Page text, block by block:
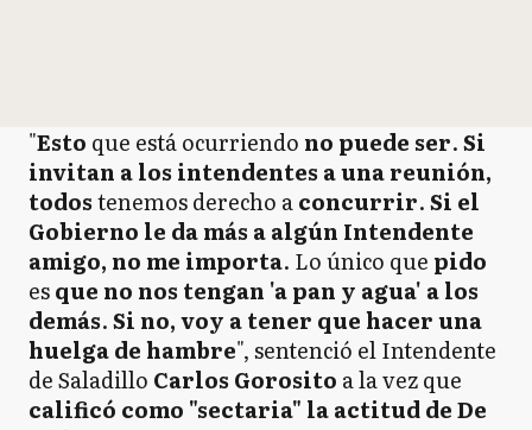
"Esto que está ocurriendo no puede ser.Si
invitan a los intendentes a una reunión,
todostenemos derecho aconcurrir.Si el
Gobierno le da más a algún Intendente
amigo, no me importa. Lo único que pido
esque no nos tengan 'a pan y agua' a los
demás.Si no, voy a tener que hacer una
huelga de hambre", sentenció el Intendente
de Saladillo Carlos Gorosito a la vez que
calificó como "sectaria" la actitud de De